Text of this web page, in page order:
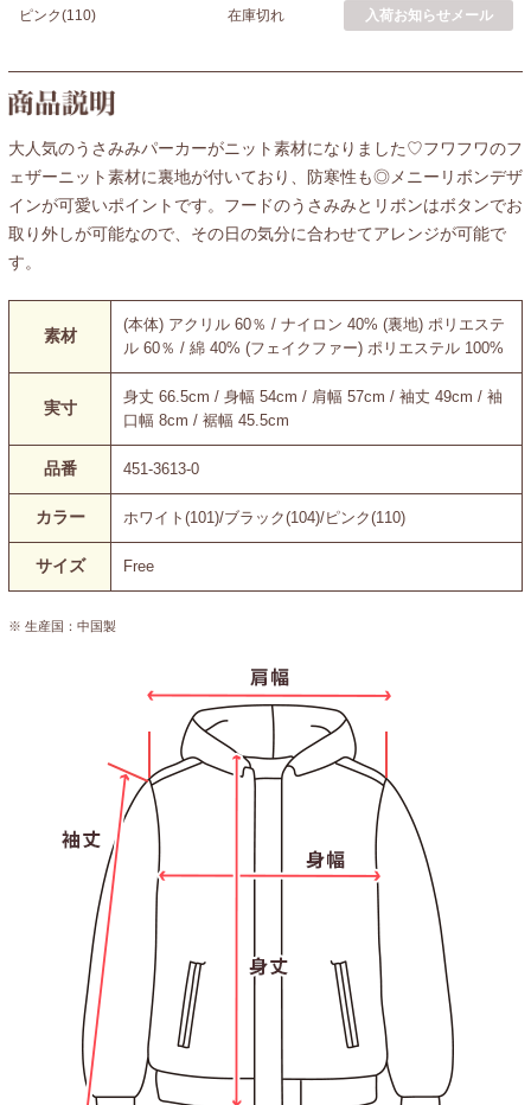
ピンク(110) 在庫切れ
大人気のうさみみパーカーがニット素材になりました♡フワフワのフ
ェザーニット素材に裏地が付いており、防寒性も◎メニーリボンデザ
インが可愛いポイントです。フードのうさみみとリボンはボタンでお
取り外しが可能なので、その日の気分に合わせてアレンジが可能で
す。
素材
(本体) アクリル 60％ / ナイロン 40% (裏地) ポリエステ
ル 60％ / 綿 40% (フェイクファー) ポリエステル 100%
実寸
身丈 66.5cm / 身幅 54cm / 肩幅 57cm / 袖丈 49cm / 袖
口幅 8cm / 裾幅 45.5cm
品番 451-3613-0
カラー ホワイト(101)/ブラック(104)/ピンク(110)
サイズ Free
※ 生産国：中国製